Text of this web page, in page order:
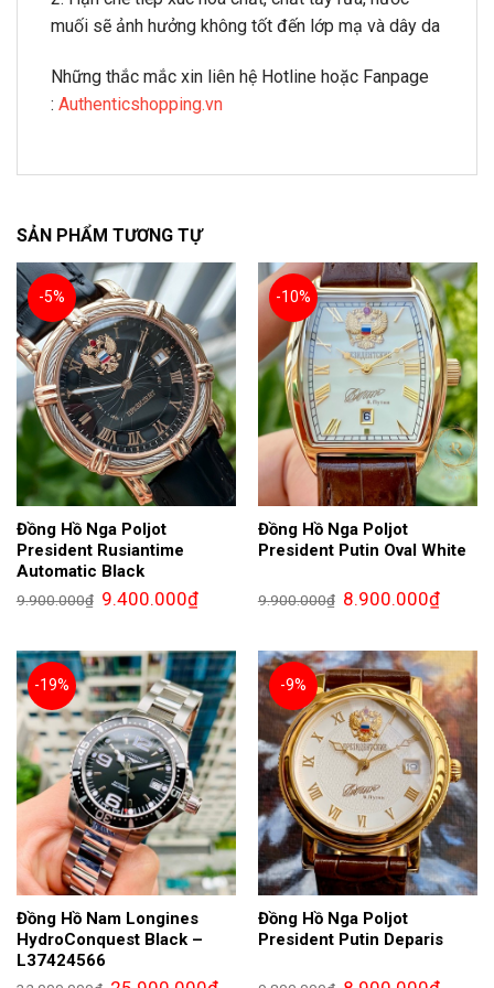
muối sẽ ảnh hưởng không tốt đến lớp mạ và dây da
Những thắc mắc xin liên hệ Hotline hoặc Fanpage
: Authenticshopping.vn
SẢN PHẨM TƯƠNG TỰ
-5%
Đồng Hồ Nga Poljot
President Rusiantime
Automatic Black
9.900.000₫ Giá
gốc
9.400.000₫Giá
hiện
9.400.000₫.
-10%
Đồng Hồ Nga Poljot
President Putin Oval White
9.900.000₫ Giá
gốc
8.900.000₫Giá
hiện
-19%
Đồng Hồ Nam Longines
HydroConquest Black –
L37424566
Giá
Giá
-9%
Đồng Hồ Nga Poljot
President Putin Deparis
Giá
Giá